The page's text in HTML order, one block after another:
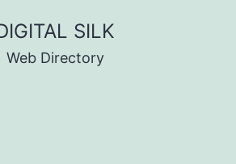
SILK
Web Directory